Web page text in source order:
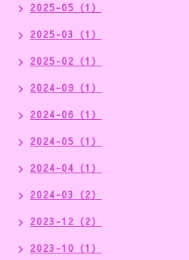
2025-05（1）
2025-03（1）
2025-02（1）
2024-09（1）
2024-06（1）
2024-05（1）
2024-04（1）
2024-03（2）
2023-12（2）
2023-10（1）